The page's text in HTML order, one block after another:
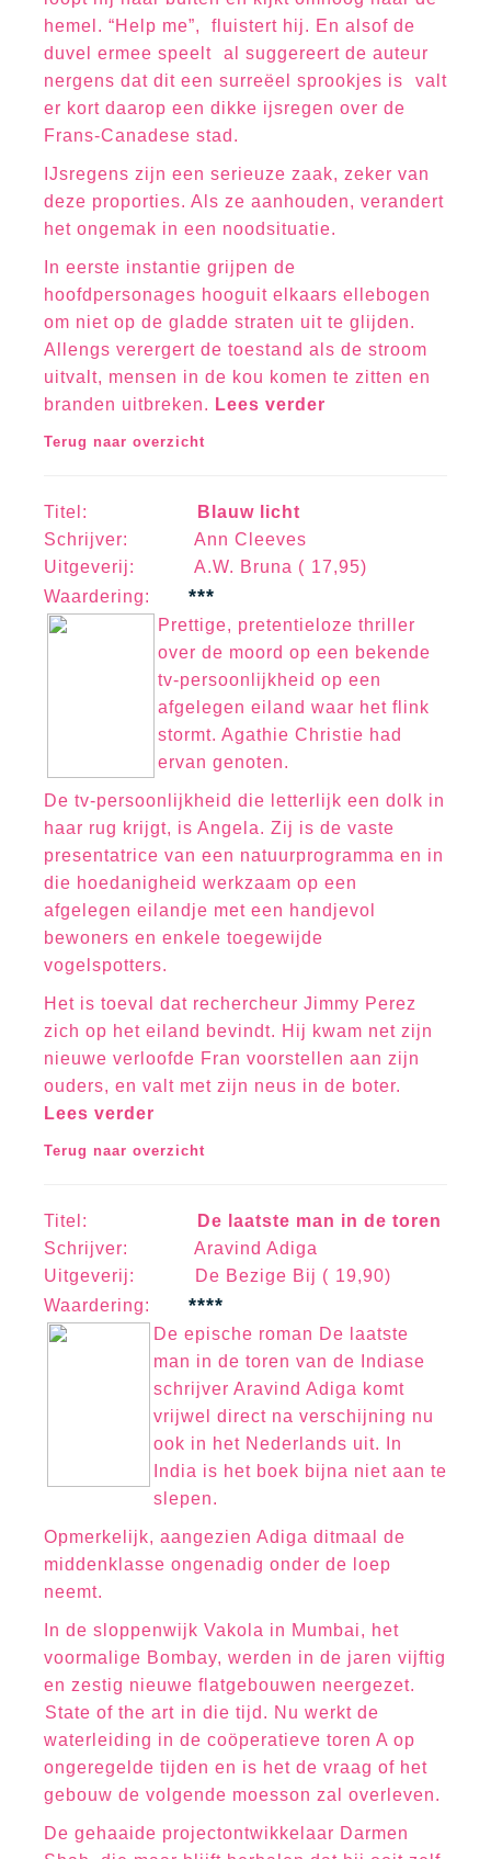
hemel. “Help me”, fluistert hij. En alsof de
duvel ermee speelt  al suggereert de auteur
nergens dat dit een surreëel sprookjes is  valt
er kort daarop een dikke ijsregen over de
Frans-Canadese stad.
IJsregens zijn een serieuze zaak, zeker van
deze proporties. Als ze aanhouden, verandert
het ongemak in een noodsituatie.
In eerste instantie grijpen de
hoofdpersonages hooguit elkaars ellebogen
om niet op de gladde straten uit te glijden.
Allengs verergert de toestand als de stroom
uitvalt, mensen in de kou komen te zitten en
branden uitbreken. Lees verder
Terug naar overzicht
Titel:
Blauw licht
Schrijver: Ann Cleeves
Uitgeverij: A.W. Bruna ( 17,95)
Waardering: ***
Prettige, pretentieloze thriller
over de moord op een bekende
tv-persoonlijkheid op een
afgelegen eiland waar het flink
stormt. Agathie Christie had
ervan genoten.
De tv-persoonlijkheid die letterlijk een dolk in
haar rug krijgt, is Angela. Zij is de vaste
presentatrice van een natuurprogramma en in
die hoedanigheid werkzaam op een
afgelegen eilandje met een handjevol
bewoners en enkele toegewijde
vogelspotters.
Het is toeval dat rechercheur Jimmy Perez
zich op het eiland bevindt. Hij kwam net zijn
nieuwe verloofde Fran voorstellen aan zijn
ouders, en valt met zijn neus in de boter.
Lees verder
Terug naar overzicht
Titel:
De laatste man in de toren
Schrijver: Aravind Adiga
Uitgeverij: De Bezige Bij ( 19,90)
Waardering: ****
De epische roman De laatste
man in de toren van de Indiase
schrijver Aravind Adiga komt
vrijwel direct na verschijning nu
ook in het Nederlands uit. In
India is het boek bijna niet aan te
slepen.
Opmerkelijk, aangezien Adiga ditmaal de
middenklasse ongenadig onder de loep
neemt.
In de sloppenwijk Vakola in Mumbai, het
voormalige Bombay, werden in de jaren vijftig
en zestig nieuwe flatgebouwen neergezet.
State of the art in die tijd. Nu werkt de
waterleiding in de coöperatieve toren A op
ongeregelde tijden en is het de vraag of het
gebouw de volgende moesson zal overleven.
De gehaaide projectontwikkelaar Darmen